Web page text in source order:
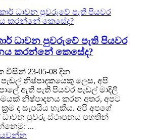
ධාවන පුවරුවේ පැති පියවර
කරන්නේ කෙසේද?
විසින් 23-05-08 දින
නිෂ්පාදකයෙකු ලෙස, අපි
ඇති පැති පියවර පැඩල් මාදිලි
නිෂ්පාදනය කරන අතර, අපට
ද සැපයිය හැකිය. අපි අපගේ
ධාවන පුවරු ස්ථාපනය පහතින්
...